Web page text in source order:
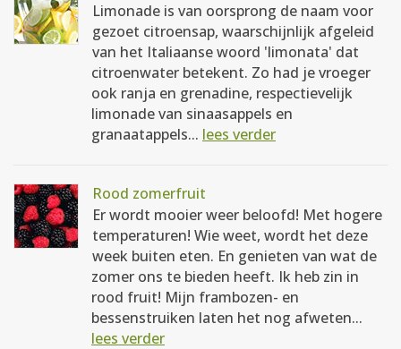
Limonade is van oorsprong de naam voor
gezoet citroensap, waarschijnlijk afgeleid
van het Italiaanse woord 'limonata' dat
citroenwater betekent. Zo had je vroeger
ook ranja en grenadine, respectievelijk
limonade van sinaasappels en
granaatappels... lees verder
Rood zomerfruit
Er wordt mooier weer beloofd! Met hogere
temperaturen! Wie weet, wordt het deze
week buiten eten. En genieten van wat de
zomer ons te bieden heeft. Ik heb zin in
rood fruit! Mijn frambozen- en
bessenstruiken laten het nog afweten...
lees verder